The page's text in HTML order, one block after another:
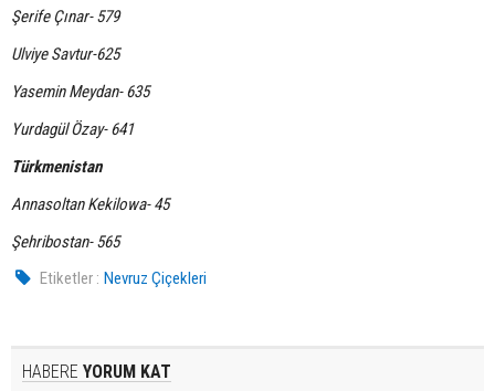
Şerife Çınar- 579
Ulviye Savtur-625
Yasemin Meydan- 635
Yurdagül Özay- 641
Türkmenistan
Annasoltan Kekilowa- 45
Şehribostan- 565
Etiketler : Nevruz Çiçekleri
HABERE YORUM KAT